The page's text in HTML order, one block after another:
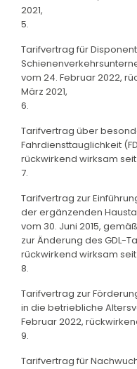
2021,
5.
Tarifvertrag für
vom 24. Februar 2022,
März 2021,
6.
Tarifvertrag über
Fahrdiensttauglichkeit
rückwirkend wirksam seit
7.
Tarifvertrag zur
der ergänzenden
vom 30. Juni 2015,
zur Änderung des GDL-
rückwirkend wirksam seit
8.
Tarifvertrag zur
in die betriebliche
Februar 2022,
9.
Tarifvertrag für